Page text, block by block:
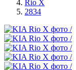
Rio X
2834